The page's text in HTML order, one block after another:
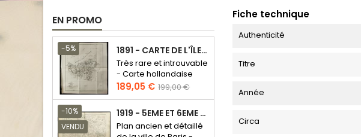
EN PROMO
-5% 1891 - CARTE DE L'ÎLE DE BORNÉO
Très rare et introuvable
- Carte hollandaise
Prix
189,05 € Prix
de
base
199,00 €
-10%
VENDU
1919 - 5EME ET 6EME ARRONDISSEMENT DE PARIS
Plan ancien et détaillé
Fiche technique
Authenticité
Titre
Année
Circa